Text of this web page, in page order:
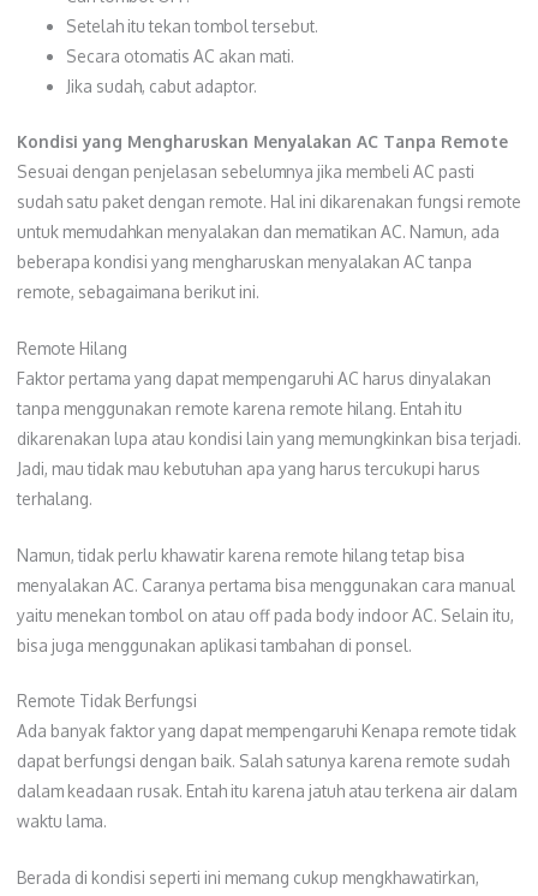
Setelah itu tekan tombol tersebut.
Secara otomatis AC akan mati.
Jika sudah, cabut adaptor.
Kondisi yang Mengharuskan Menyalakan AC Tanpa Remote
Sesuai dengan penjelasan sebelumnya jika membeli AC pasti
sudah satu paket dengan remote. Hal ini dikarenakan fungsi remote
untuk memudahkan menyalakan dan mematikan AC. Namun, ada
beberapa kondisi yang mengharuskan menyalakan AC tanpa
remote, sebagaimana berikut ini.
Remote Hilang
Faktor pertama yang dapat mempengaruhi AC harus dinyalakan
tanpa menggunakan remote karena remote hilang. Entah itu
dikarenakan lupa atau kondisi lain yang memungkinkan bisa terjadi.
Jadi, mau tidak mau kebutuhan apa yang harus tercukupi harus
terhalang.
Namun, tidak perlu khawatir karena remote hilang tetap bisa
menyalakan AC. Caranya pertama bisa menggunakan cara manual
yaitu menekan tombol on atau off pada body indoor AC. Selain itu,
bisa juga menggunakan aplikasi tambahan di ponsel.
Remote Tidak Berfungsi
Ada banyak faktor yang dapat mempengaruhi Kenapa remote tidak
dapat berfungsi dengan baik. Salah satunya karena remote sudah
dalam keadaan rusak. Entah itu karena jatuh atau terkena air dalam
waktu lama.
Berada di kondisi seperti ini memang cukup mengkhawatirkan,